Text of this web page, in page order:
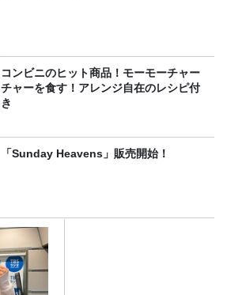
コンビニのヒット商品！モーモーチャー
チャーを食す！アレンジ自在のレシピ付
き
「Sunday Heavens」販売開始！